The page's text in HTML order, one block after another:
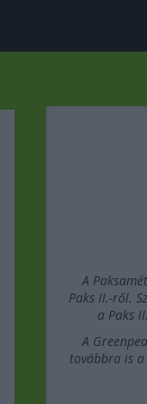
A
Paks II.-ről.
a Paks
A
továbbra is a